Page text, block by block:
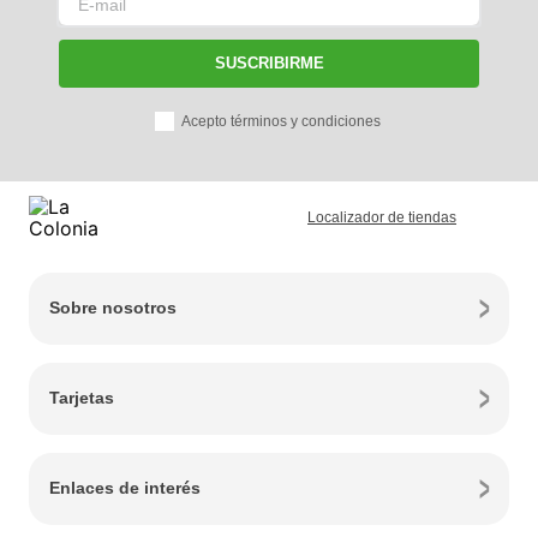
SUSCRIBIRME
Acepto términos y condiciones
Localizador de tiendas
Sobre nosotros
Tarjetas
Enlaces de interés